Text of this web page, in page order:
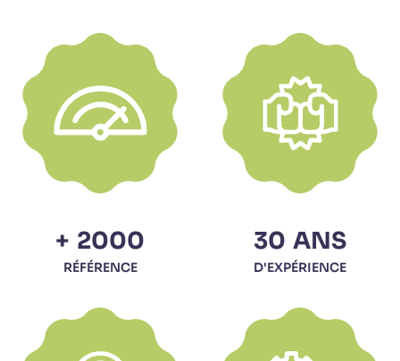
+ 2000
RÉFÉRENCE
30 ANS
D'EXPÉRIENCE